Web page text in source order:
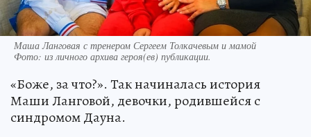
Маша Ланговая с тренером Сергеем Толкачевым и мамой
Фото: из личного архива героя(ев) публикации.
«Боже, за что?». Так начиналась история
Маши Ланговой, девочки, родившейся с
синдромом Дауна.